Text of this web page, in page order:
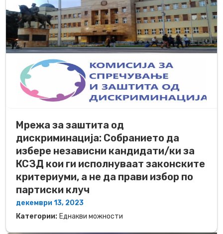
Мрежа за заштита од
дискриминација: Собранието да
избере независни кандидати/ки за
КСЗД кои ги исполнуваат законските
критериуми, а не да прави избор по
партиски клуч
декември 13, 2023
Категории: Еднакви можности